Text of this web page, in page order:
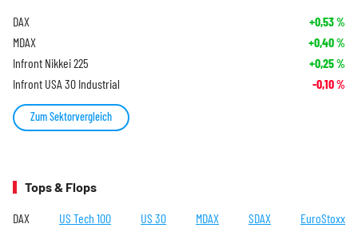
DAX +0,53%
MDAX +0,40%
Infront Nikkei 225 +0,25%
Infront USA 30 Industrial -0,10%
Zum Sektorvergleich
Tops & Flops
DAX US Tech 100 US 30 MDAX SDAX EuroStoxx